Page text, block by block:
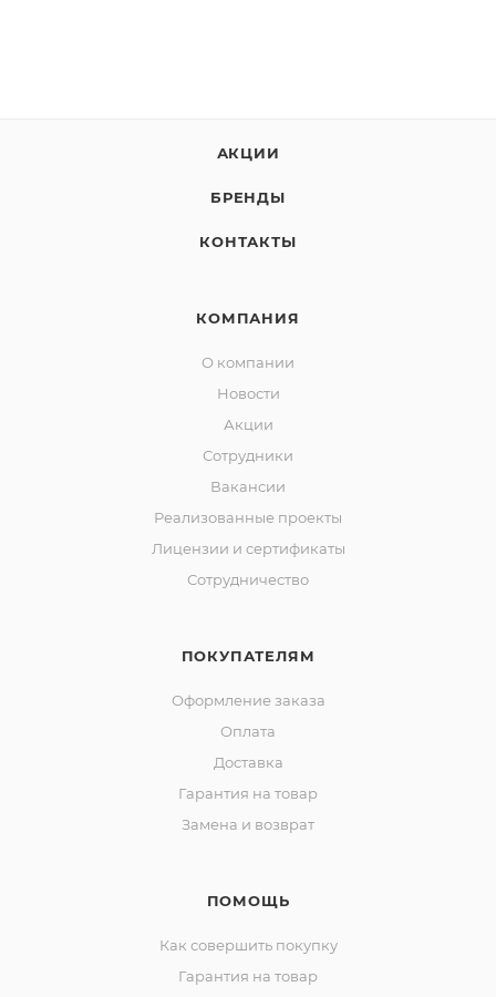
АКЦИИ
БРЕНДЫ
КОНТАКТЫ
КОМПАНИЯ
О компании
Новости
Акции
Сотрудники
Вакансии
Реализованные проекты
Лицензии и сертификаты
Сотрудничество
ПОКУПАТЕЛЯМ
Оформление заказа
Оплата
Доставка
Гарантия на товар
Замена и возврат
ПОМОЩЬ
Как совершить покупку
Гарантия на товар